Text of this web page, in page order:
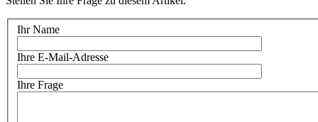
Ihr Name
Ihre E-Mail-Adresse
Ihre Frage